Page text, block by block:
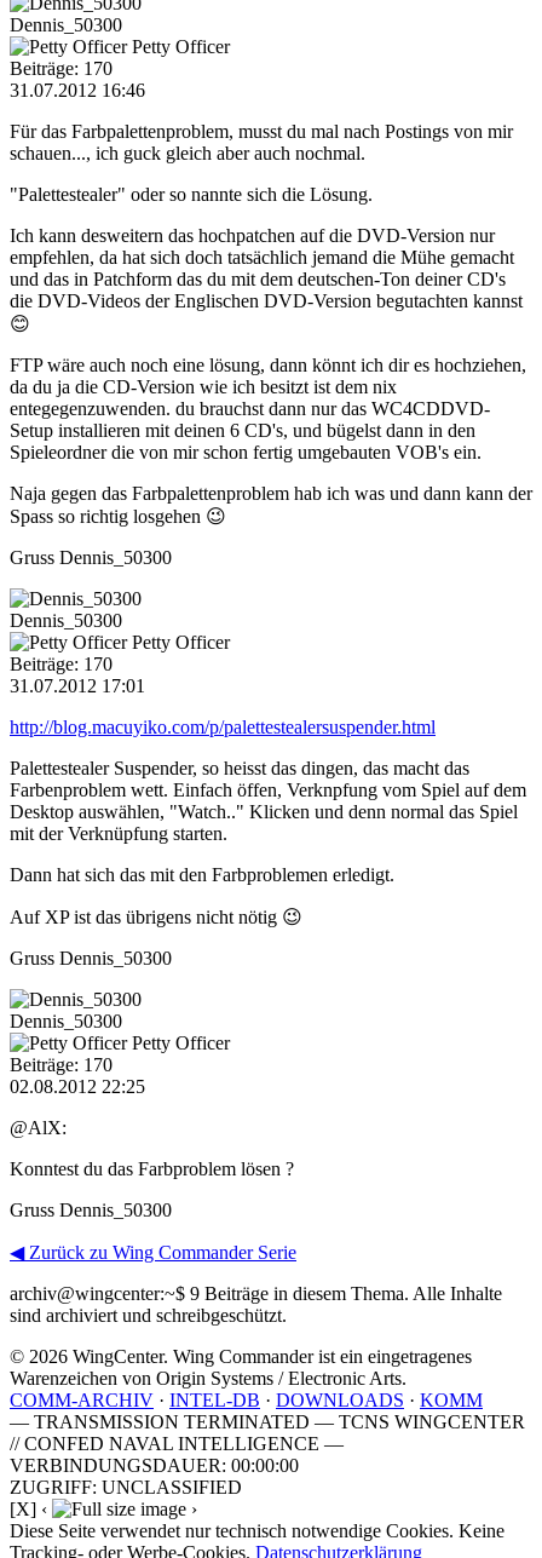
Dennis_50300
Petty Officer
Beiträge: 170
31.07.2012 16:46
Für das Farbpalettenproblem, musst du mal nach Postings von mir
schauen..., ich guck gleich aber auch nochmal.
"Palettestealer" oder so nannte sich die Lösung.
Ich kann desweitern das hochpatchen auf die DVD-Version nur
empfehlen, da hat sich doch tatsächlich jemand die Mühe gemacht
und das in Patchform das du mit dem deutschen-Ton deiner CD's
die DVD-Videos der Englischen DVD-Version begutachten kannst
😊
FTP wäre auch noch eine lösung, dann könnt ich dir es hochziehen,
da du ja die CD-Version wie ich besitzt ist dem nix
entegegenzuwenden. du brauchst dann nur das WC4CDDVD-
Setup installieren mit deinen 6 CD's, und bügelst dann in den
Spieleordner die von mir schon fertig umgebauten VOB's ein.
Naja gegen das Farbpalettenproblem hab ich was und dann kann der
Spass so richtig losgehen 😉
Gruss Dennis_50300
Dennis_50300
Petty Officer
Beiträge: 170
31.07.2012 17:01
http://blog.macuyiko.com/p/palettestealersuspender.html
Palettestealer Suspender, so heisst das dingen, das macht das
Farbenproblem wett. Einfach öffen, Verknpfung vom Spiel auf dem
Desktop auswählen, "Watch.." Klicken und denn normal das Spiel
mit der Verknüpfung starten.
Dann hat sich das mit den Farbproblemen erledigt.
Auf XP ist das übrigens nicht nötig 😉
Gruss Dennis_50300
Dennis_50300
Petty Officer
Beiträge: 170
02.08.2012 22:25
@AlX:
Konntest du das Farbproblem lösen ?
Gruss Dennis_50300
◀ Zurück zu Wing Commander Serie
archiv@wingcenter:~$ 9 Beiträge in diesem Thema. Alle Inhalte
sind archiviert und schreibgeschützt.
© 2026 WingCenter. Wing Commander ist ein eingetragenes
Warenzeichen von Origin Systems / Electronic Arts.
COMM-ARCHIV · INTEL-DB · DOWNLOADS · KOMM
— TRANSMISSION TERMINATED — TCNS WINGCENTER
// CONFED NAVAL INTELLIGENCE —
VERBINDUNGSDAUER: 00:00:00
ZUGRIFF: UNCLASSIFIED
[X] ‹
›
Diese Seite verwendet nur technisch notwendige Cookies. Keine
Tracking- oder Werbe-Cookies. Datenschutzerklärung